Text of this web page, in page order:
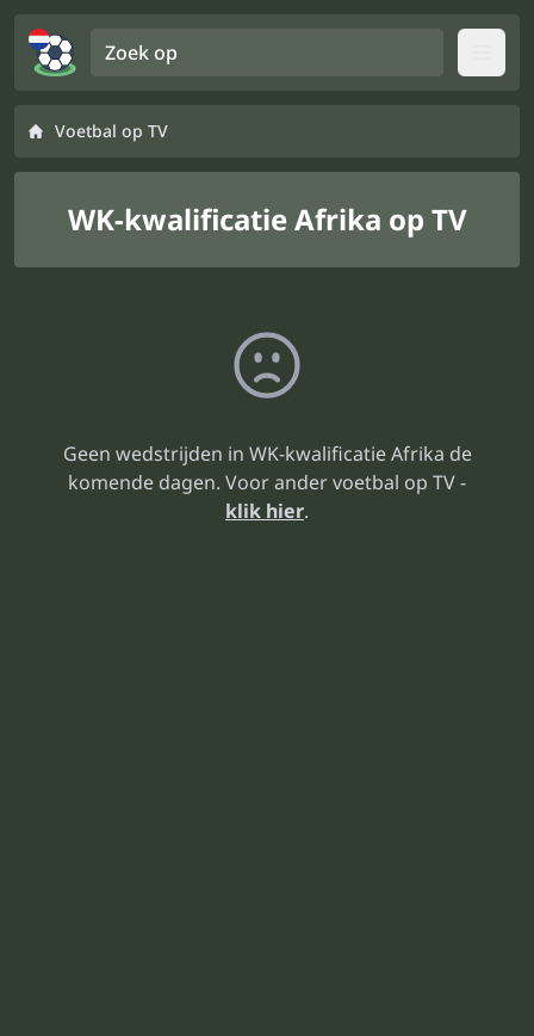
Voetbal op TV
WK-kwalificatie Afrika op TV
Geen wedstrijden in WK-kwalificatie Afrika de
komende dagen. Voor ander voetbal op TV -
klik hier.